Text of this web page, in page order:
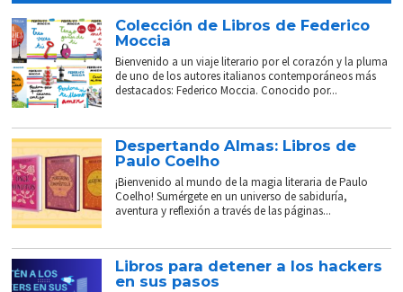
Colección de Libros de Federico
Moccia
Bienvenido a un viaje literario por el corazón y la pluma
de uno de los autores italianos contemporáneos más
destacados: Federico Moccia. Conocido por...
Despertando Almas: Libros de
Paulo Coelho
¡Bienvenido al mundo de la magia literaria de Paulo
Coelho! Sumérgete en un universo de sabiduría,
aventura y reflexión a través de las páginas...
Libros para detener a los hackers
en sus pasos